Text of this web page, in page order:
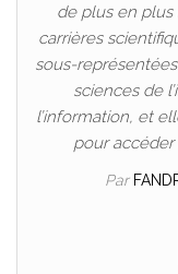
de plus en plus
carrières
sous-
sciences de
l’information, et
pour
Par